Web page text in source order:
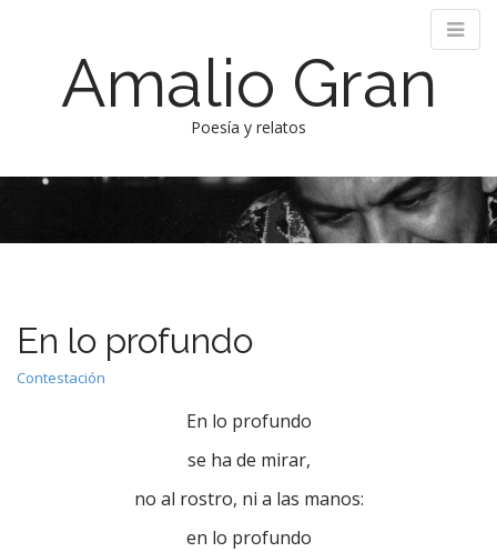
Amalio Gran
Poesía y relatos
M
n
u
p
o
t
En lo profundo
Contestación
En lo profundo
se ha de mirar,
no al rostro, ni a las manos:
en lo profundo